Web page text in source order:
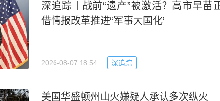
深追踪丨战前“遗产”被激活？高市早苗
借情报改革推进“军事大国化”
2026-08-07 18:54 深追踪
美国华盛顿州山火嫌疑人承认多次纵火